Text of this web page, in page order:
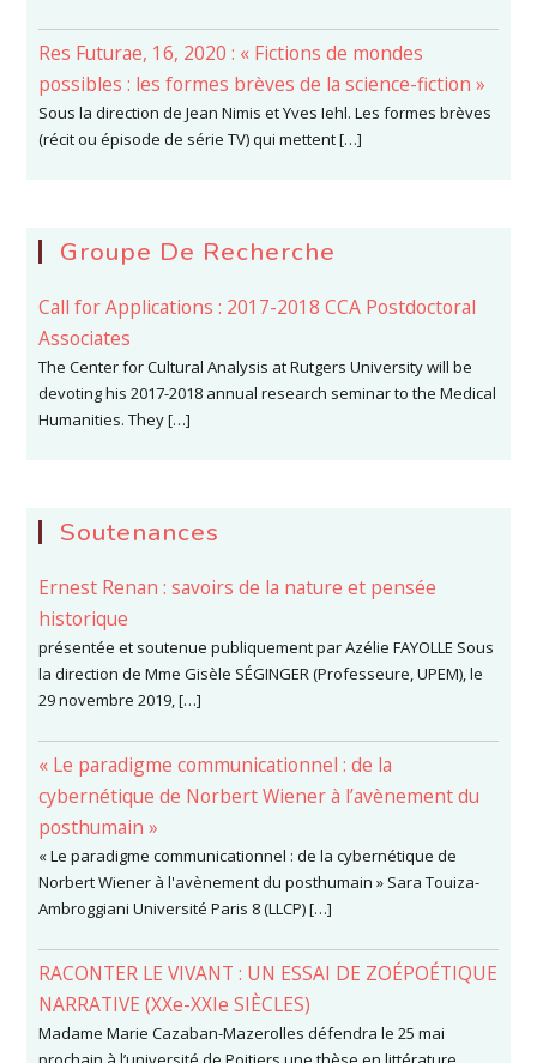
Res Futurae, 16, 2020 : « Fictions de mondes
possibles : les formes brèves de la science-fiction »
Sous la direction de Jean Nimis et Yves Iehl. Les formes brèves
(récit ou épisode de série TV) qui mettent […]
Groupe De Recherche
Call for Applications : 2017-2018 CCA Postdoctoral
Associates
The Center for Cultural Analysis at Rutgers University will be
devoting his 2017-2018 annual research seminar to the Medical
Humanities. They […]
Soutenances
Ernest Renan : savoirs de la nature et pensée
historique
présentée et soutenue publiquement par Azélie FAYOLLE Sous
la direction de Mme Gisèle SÉGINGER (Professeure, UPEM), le
29 novembre 2019, […]
« Le paradigme communicationnel : de la
cybernétique de Norbert Wiener à l’avènement du
posthumain »
« Le paradigme communicationnel : de la cybernétique de
Norbert Wiener à l'avènement du posthumain » Sara Touiza-
Ambroggiani Université Paris 8 (LLCP) […]
RACONTER LE VIVANT : UN ESSAI DE ZOÉPOÉTIQUE
NARRATIVE (XXe-XXIe SIÈCLES)
Madame Marie Cazaban-Mazerolles défendra le 25 mai